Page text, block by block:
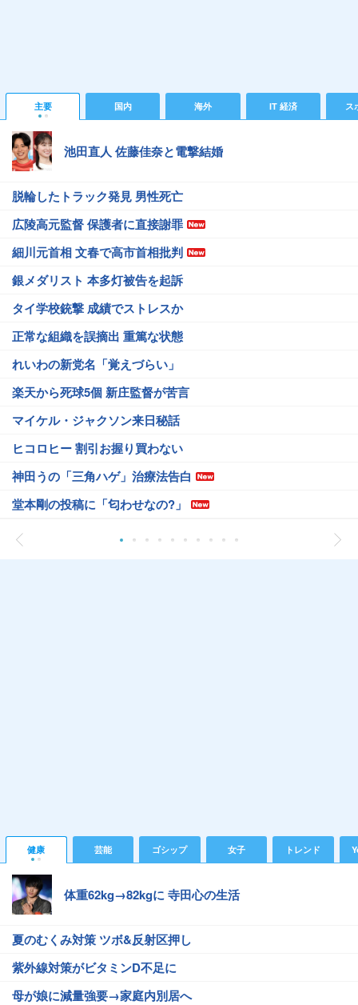
主要 国内 海外 IT 経済 ス
池田直人 佐藤佳奈と電撃結婚
脱輪したトラック発見 男性死亡
広陵高元監督 保護者に直接謝罪
細川元首相 文春で高市首相批判
銀メダリスト 本多灯被告を起訴
タイ学校銃撃 成績でストレスか
正常な組織を誤摘出 重篤な状態
れいわの新党名「覚えづらい」
楽天から死球5個 新庄監督が苦言
マイケル・ジャクソン来日秘話
ヒコロヒー 割引お握り買わない
神田うの「三角ハゲ」治療法告白
堂本剛の投稿に「匂わせなの?」
健康 芸能 ゴシップ 女子 トレンド
体重62kg→82kgに 寺田心の生活
夏のむくみ対策 ツボ&反射区押し
紫外線対策がビタミンD不足に
母が娘に減量強要→家庭内別居へ